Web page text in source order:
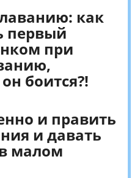
как
первый
при
боится?!
и править
и давать
малом